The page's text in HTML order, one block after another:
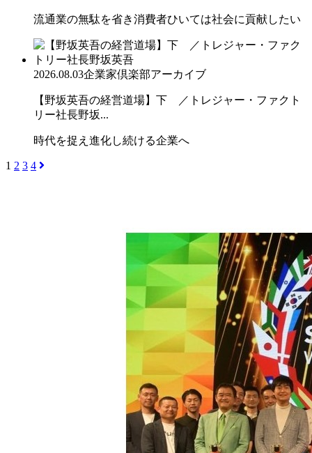
流通業の無駄を省き消費者ひいては社会に貢献したい
2026.08.03企業家倶楽部アーカイブ
【野坂英吾の経営道場】下 ／トレジャー・ファクト
リー社長野坂...
時代を捉え進化し続ける企業へ
1 2 3 4